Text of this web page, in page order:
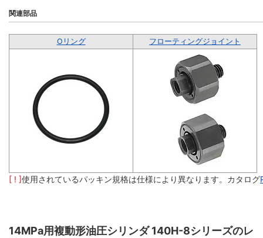
関連部品
Oリング フローティングジョイント
[ ! ]使用されているパッキン規格は仕様により異なります。カタログ
14MPa用複動形油圧シリンダ 140H-8シリーズのレ